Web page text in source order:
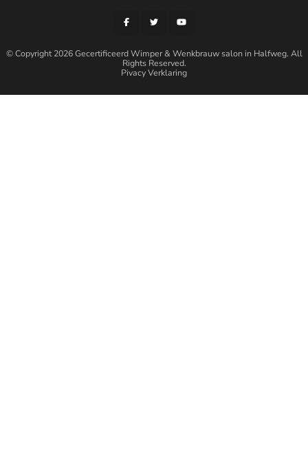
© Copyright 2026Gecertificeerd Wimper & Wenkbrauw salon in Halfweg. All
Rights Reserved.
Pivacy Verklaring